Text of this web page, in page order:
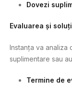
Dovezi
Evaluarea și
Instanța va analiza
suplimentare sau
Termine de